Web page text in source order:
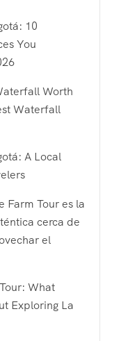
10
You
Worth
Waterfall
A Local
Farm Tour es la
cerca de
el
What
Exploring La